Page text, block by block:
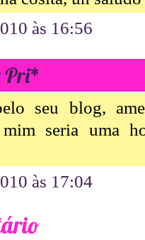
às 16:56
Pri*
seu blog,
seria uma
às 17:04